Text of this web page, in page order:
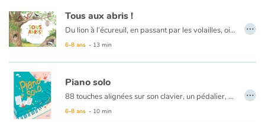
Médiathèques
Vidéos & Tutoriaux
Blog
Tous aux abris !
Du lion à l’écureuil, en passant par les volailles, oiseaux, poissons, rampants... Tous aux abris ! À chacun son habitat ! Sous terre et au ras du sol, entre les racines des arbres, dans leur tronc et sur la pointe de leur cime, au fond des océans et jusqu’au sommet des montagnes... À tous les étages de la nature, les animaux se nourrissent, dorment, se reproduisent et veillent sur leurs petits. Mais attention ! Les prédateurs rôdent !
6-8 ans - 13 min
…
Piano solo
88 touches alignées sur son clavier, un pédalier, une série de cordes sous un couvercle… vous aurez reconnu le piano à queue ! Mais à qui doit-on le premier piano ? Comment a-t-il évolué depuis pour devenir l’instrument indétrônable ? Comment le fabrique-t-on ? Et surtout, comment y joue-t-on ? Le classique, le jazz, le funk ou la chanson pop rock… le piano est un instrument aux mille facettes !
6-8 ans - 10 min
…